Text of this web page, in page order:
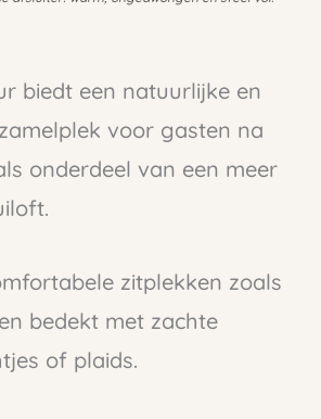
biedt een natuurlijke en
voor gasten na
onderdeel van een meer
zitplekken zoals
bedekt met zachte
of plaids.